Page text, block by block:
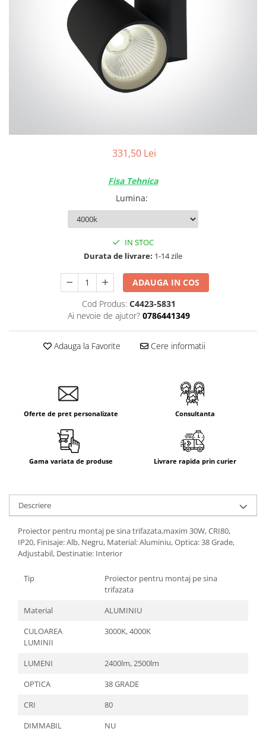
331,50 Lei
Fisa Tehnica
Lumina:
IN STOC
Durata de livrare: 1-14 zile
ADAUGA IN COS
Cod Produs: C4423-5831
Ai nevoie de ajutor? 0786441349
Adauga la Favorite Cere informatii
Oferte de pret personalizate Consultanta
Gama variata de produse Livrare rapida prin curier
Descriere
Proiector pentru montaj pe sina trifazata,maxim 30W, CRI80,
IP20, Finisaje: Alb, Negru, Material: Aluminiu, Optica: 38 Grade,
Adjustabil, Destinatie: Interior
Tip
Proiector pentru montaj pe sina
trifazata
Material
ALUMINIU
CULOAREA
LUMINII
3000K, 4000K
LUMENI
2400lm, 2500lm
OPTICA
38 GRADE
CRI
80
DIMMABIL
NU